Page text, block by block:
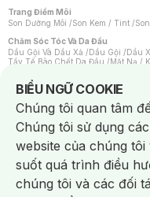
Trang Điểm Môi
Son Dưỡng Môi /Son Kem / Tint /
Chăm Sóc Tóc Và Da Đầu
Dầu Gội Và Dầu Xả /Dầu Gội /Dầu
Tẩy Tế Bào Chết Da Đầu /Mặt Nạ /
Máy Sấy Tóc
Lược
Kem Tẩy Lông/Dụng Cụ Tẩy Lông
Nước Hoa
Nước Hoa Nam Nước
Nước Hoa Vùng Kín
Chăm Sóc Cá Nhân
Chống Muỗi
Khẩu Trang Máy
Sản Phẩm Chăm Sóc Khác/ Bàn
BIỂU NGỮ COOKIE
Notice about cookies
Chúng tôi quan tâm
Chúng tôi sử dụng
website của chúng
suốt quá trình điều
chúng tôi và các đối